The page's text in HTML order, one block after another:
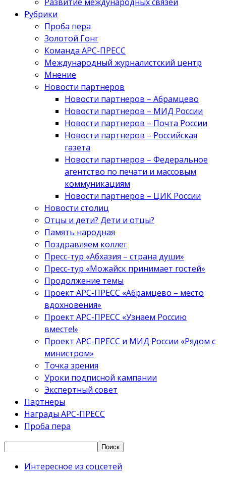
Рубрики
Проба пера
Золотой Гонг
Команда АРС-ПРЕСС
Международный журналистский центр
Мнение
Новости партнеров
Новости партнеров – Абрамцево
Новости партнеров – МИД России
Новости партнеров – Почта России
Новости партнеров – Российская
газета
Новости партнеров – Федеральное
агентство по печати и массовым
коммуникациям
Новости партнеров – ЦИК России
Новости столиц
Отцы и дети? Дети и отцы?
Память народная
Поздравляем коллег
Пресс-тур «Абхазия – страна души»
Пресс-тур «Можайск принимает гостей»
Продолжение темы
Проект АРС-ПРЕСС «Абрамцево – место
вдохновения»
Проект АРС-ПРЕСС «Узнаем Россию
вместе!»
Проект АРС-ПРЕСС и МИД России «Рядом с
министром»
Точка зрения
Уроки подписной кампании
Экспертный совет
Партнеры
Награды АРС-ПРЕСС
Проба пера
Интересное из соцсетей